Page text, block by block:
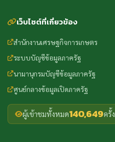
เว็บไซต์ที่เกี่ยวข้อง
สำนักงานเศรษฐกิจการเกษตร
ระบบบัญชีข้อมูลภาครัฐ
นามานุกรมบัญชีข้อมูลภาครัฐ
ศูนย์กลางข้อมูลเปิดภาครัฐ
ผู้เข้าชมทั้งหมด140,649ครั้ง